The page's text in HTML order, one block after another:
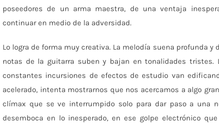
poseedores de un arma maestra, de una ventaja
continuar en medio de la adversidad.
Lo logra de forma muy creativa. La melodía suena profunda
notas de la guitarra suben y bajan en tonalidades tristes.
constantes incursiones de efectos de estudio van
acelerado, intenta mostrarnos que nos acercamos a algo
clímax que se ve interrumpido solo para dar paso a una
desemboca en lo inesperado, en ese golpe electrónico